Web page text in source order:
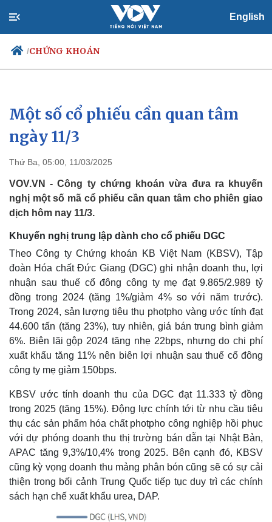
English
/CHỨNG KHOÁN
Chính trị
Đảng
Tổ chức nhân sự
Nhận diện sự thật
Xã hội
Việc làm
Biển đảo
Một số cổ phiếu cần quan tâm
ngày 11/3
Thứ Ba, 05:00, 11/03/2025
VOV.VN - Công ty chứng khoán vừa đưa ra khuyến
nghị một số mã cổ phiếu cần quan tâm cho phiên giao
dịch hôm nay 11/3.
Khuyến nghị trung lập dành cho cổ phiếu DGC
Theo Công ty Chứng khoán KB Việt Nam (KBSV), Tập
đoàn Hóa chất Đức Giang (DGC) ghi nhận doanh thu, lợi
nhuận sau thuế cổ đông công ty mẹ đạt 9.865/2.989 tỷ
đồng trong 2024 (tăng 1%/giảm 4% so với năm trước).
Trong 2024, sản lượng tiêu thụ photpho vàng ước tính đạt
44.600 tấn (tăng 23%), tuy nhiên, giá bán trung bình giảm
6%. Biên lãi gộp 2024 tăng nhẹ 22bps, nhưng do chi phí
xuất khẩu tăng 11% nên biên lợi nhuận sau thuế cổ đông
công ty mẹ giảm 150bps.
KBSV ước tính doanh thu của DGC đạt 11.333 tỷ đồng
trong 2025 (tăng 15%). Động lực chính tới từ nhu cầu tiêu
thụ các sản phẩm hóa chất photpho công nghiệp hồi phục
với dự phóng doanh thu thị trường bán dẫn tại Nhật Bản,
APAC tăng 9,3%/10,4% trong 2025. Bên cạnh đó, KBSV
cũng kỳ vọng doanh thu mảng phân bón cũng sẽ có sự cải
thiện trong bối cảnh Trung Quốc tiếp tục duy trì các chính
sách hạn chế xuất khẩu urea, DAP.